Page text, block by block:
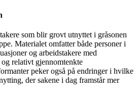
som blir grovt utnyttet i gråsonen
Materialet omfatter både personer i
og arbeidstakere med
relativt gjennomtenkte
peker også på endringer i hvilke
der sakene i dag framstår mer